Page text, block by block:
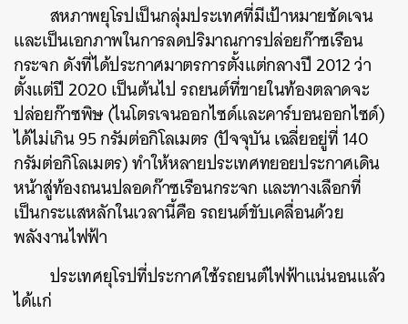
​ สหภาพยุโรปเป็นกลุ่มประเทศที่มีเป้าหมายชัดเจน
และเป็นเอกภาพในการลดปริมาณการปล่อยก๊าซเรือน
กระจก ดังที่ได้ประกาศมาตรการตั้งแต่กลางปี 2012 ว่า
ตั้งแต่ปี 2020 เป็นต้นไป รถยนต์ที่ขายในท้องตลาดจะ
ปล่อยก๊าซพิษ (ไนโตรเจนออกไซด์และคาร์บอนออกไซด์)
ได้ไม่เกิน 95 กรัมต่อกิโลเมตร (ปัจจุบัน เฉลี่ยอยู่ที่ 140
กรัมต่อกิโลเมตร) ทำให้หลายประเทศทยอยประกาศเดิน
หน้าสู่ท้องถนนปลอดก๊าซเรือนกระจก และทางเลือกที่
เป็นกระแสหลักในเวลานี้คือ รถยนต์ขับเคลื่อนด้วย
พลังงานไฟฟ้า
​ ประเทศยุโรปที่ประกาศใช้รถยนต์ไฟฟ้าแน่นอนแล้ว
ได้แก่